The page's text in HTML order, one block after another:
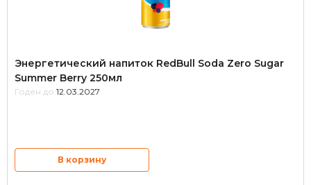
Энергетический напиток RedBull Soda Zero Sugar
Summer Berry 250мл
Годен до: 12.03.2027
В корзину